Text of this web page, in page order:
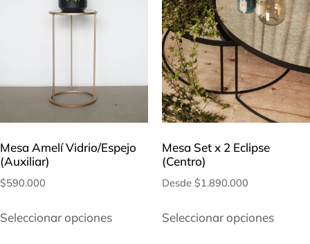
Mesa Amelí Vidrio/Espejo
(Auxiliar)
$590.000
Seleccionar opciones
Mesa Set x 2 Eclipse
(Centro)
Desde $1.890.000
Seleccionar opciones